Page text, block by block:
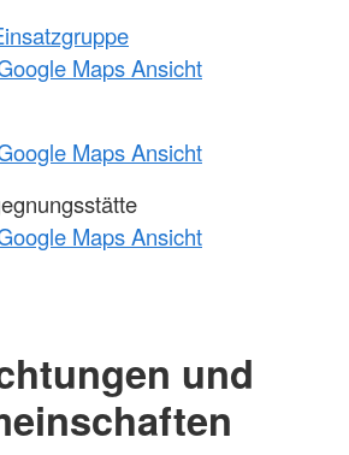
Maps Ansicht
Maps Ansicht
Maps Ansicht
und